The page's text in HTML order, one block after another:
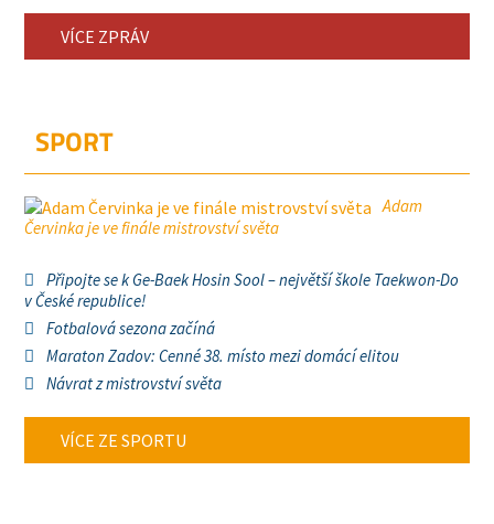
VÍCE ZPRÁV
SPORT
Adam
Červinka je ve finále mistrovství světa
Připojte se k Ge-Baek Hosin Sool – největší škole Taekwon-Do
v České republice!
Fotbalová sezona začíná
Maraton Zadov: Cenné 38. místo mezi domácí elitou
Návrat z mistrovství světa
VÍCE ZE SPORTU